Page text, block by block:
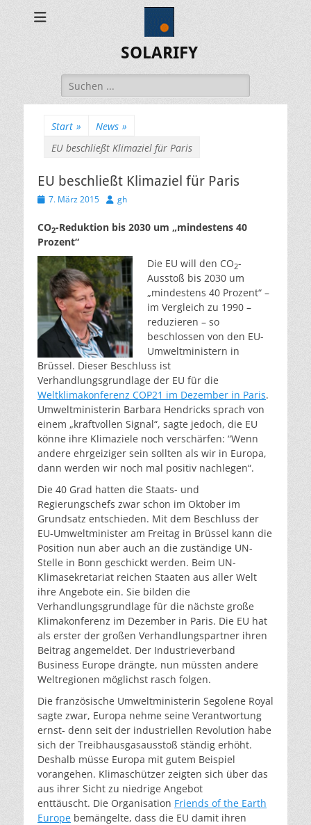
SOLARIFY
Suchen
nach:
Start » News »
EU beschließt Klimaziel für Paris
EU beschließt Klimaziel für Paris
Veröffentlicht
7. März 2015 Autor
gh
CO2-Reduktion bis 2030 um „mindestens 40
Prozent“
Die EU will den CO2-
Ausstoß bis 2030 um
„mindestens 40 Prozent“ –
im Vergleich zu 1990 –
reduzieren – so
beschlossen von den EU-
Umweltministern in
Brüssel. Dieser Beschluss ist
Verhandlungsgrundlage der EU für die
Weltklimakonferenz COP21 im Dezember in Paris.
Umweltministerin Barbara Hendricks sprach von
einem „kraftvollen Signal“, sagte jedoch, die EU
könne ihre Klimaziele noch verschärfen: “Wenn
andere ehrgeiziger sein sollten als wir in Europa,
dann werden wir noch mal positiv nachlegen“.
Die 40 Grad hatten die Staats- und
Regierungschefs zwar schon im Oktober im
Grundsatz entschieden. Mit dem Beschluss der
EU-Umweltminister am Freitag in Brüssel kann die
Position nun aber auch an die zuständige UN-
Stelle in Bonn geschickt werden. Beim UN-
Klimasekretariat reichen Staaten aus aller Welt
ihre Angebote ein. Sie bilden die
Verhandlungsgrundlage für die nächste große
Klimakonferenz im Dezember in Paris. Die EU hat
als erster der großen Verhandlungspartner ihren
Beitrag angemeldet. Der Industrieverband
Business Europe drängte, nun müssten andere
Weltregionen möglichst rasch folgen.
Die französische Umweltministerin Segolene Royal
sagte zwar, Europa nehme seine Verantwortung
ernst- denn seit der industriellen Revolution habe
sich der Treibhausgasausstoß ständig erhöht.
Deshalb müsse Europa mit gutem Beispiel
vorangehen. Klimaschützer zeigten sich über das
aus ihrer Sicht zu niedrige Angebot
enttäuscht. Die Organisation Friends of the Earth
Europe bemängelte, dass die EU damit ihren